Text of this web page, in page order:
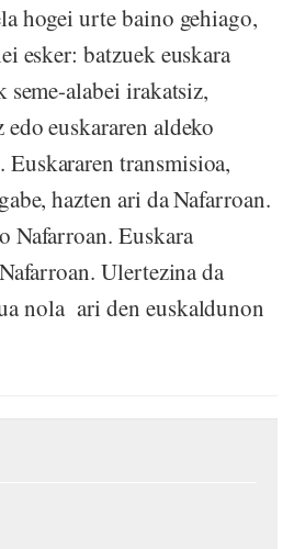
hogei urte baino gehiago,
esker: batzuek euskara
seme-alabei irakatsiz,
euskararen aldeko
transmisioa,
hazten ari da Nafarroan.
Nafarroan. Euskara
Ulertezina da
nola ari den euskaldunon